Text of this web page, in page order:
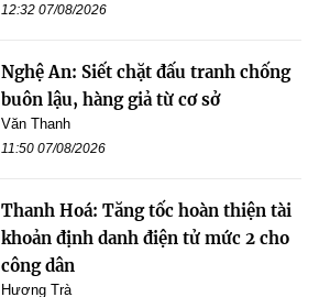
12:32 07/08/2026
Nghệ An: Siết chặt đấu tranh chống
buôn lậu, hàng giả từ cơ sở
Văn Thanh
11:50 07/08/2026
Thanh Hoá: Tăng tốc hoàn thiện tài
khoản định danh điện tử mức 2 cho
công dân
Hương Trà